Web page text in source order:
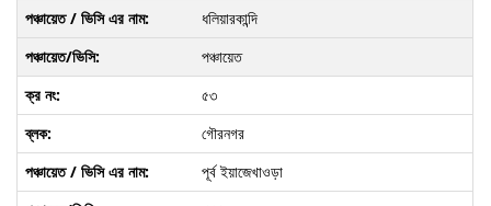
ধলিয়ারকান্দি
পঞ্চায়েত
৫৩
গৌরনগর
পূর্ব ইয়াজেখাওড়া